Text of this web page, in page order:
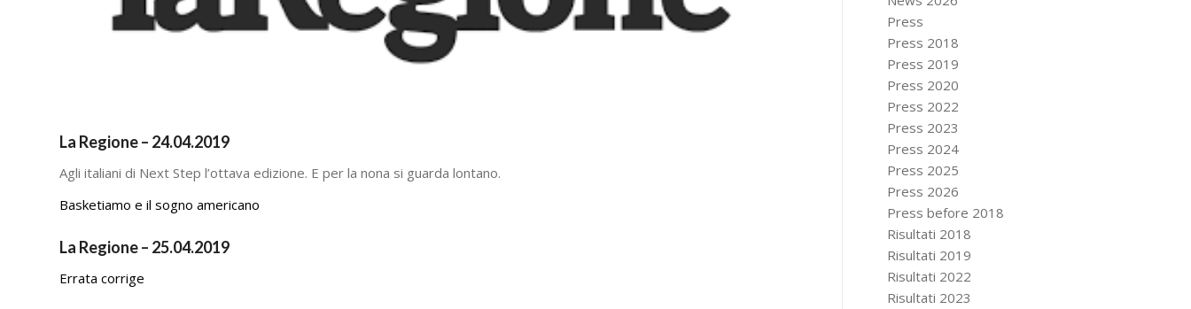
La Regione – 24.04.2019
Agli italiani di Next Step l’ottava edizione. E per la nona si guarda lontano.
Basketiamo e il sogno americano
La Regione – 25.04.2019
Errata corrige
Press
Press 2018
Press 2019
Press 2020
Press 2022
Press 2023
Press 2024
Press 2025
Press 2026
Press before 2018
Risultati 2018
Risultati 2019
Risultati 2022
Risultati 2023